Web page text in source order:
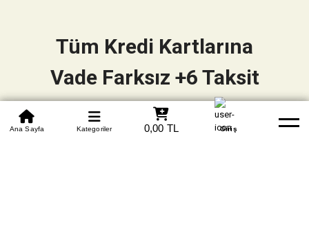
0850 305 09 70
Beden Tablosu Banka Hesapları Whatsapp Yardım
Ana Sayfa Kategoriler 0,00 TL Giriş
Tüm Kredi Kartlarına
Vade Farksız +6 Taksit